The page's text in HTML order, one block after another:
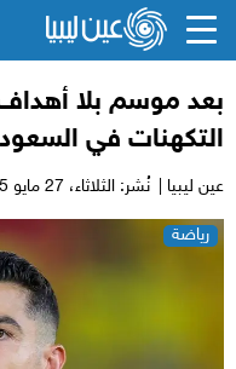
بعد موسم بلا
التكهنات في
عين ليبيا | نُشر: الثلاثاء،
رياضة